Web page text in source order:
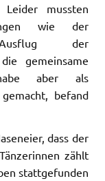
Leider mussten
wie der
der
gemeinsame
aber als
befand
dass der
zählt
stattgefunden